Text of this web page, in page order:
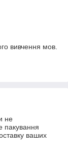
вивчення мов.
не
пакування
ваших